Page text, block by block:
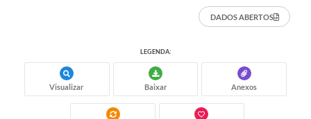
DADOS ABERTOS
LEGENDA:
Visualizar Baixar Anexos